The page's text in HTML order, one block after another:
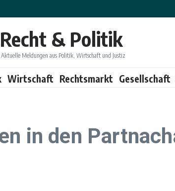
Recht & Politik
Aktuelle Meldungen aus Politik, Wirtschaft und Justiz
Wirtschaft Rechtsmarkt Gesellschaft
in den